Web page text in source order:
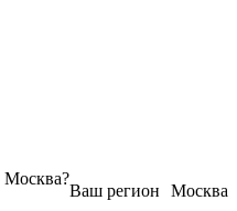
Москва
Ваш регион
Москва?